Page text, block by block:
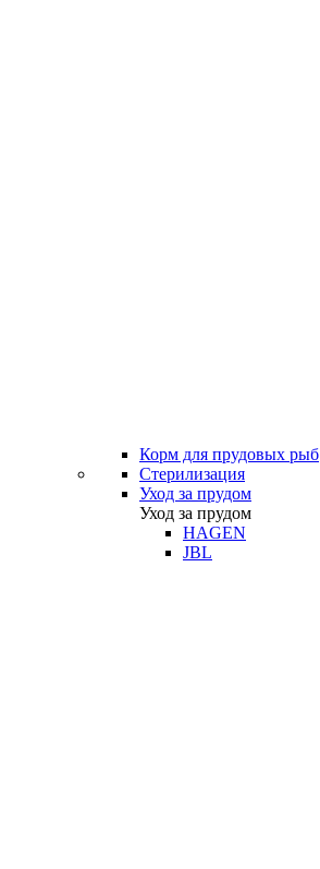
Корм для прудовых рыб
Стерилизация
Уход за прудом
Уход за прудом
HAGEN
JBL